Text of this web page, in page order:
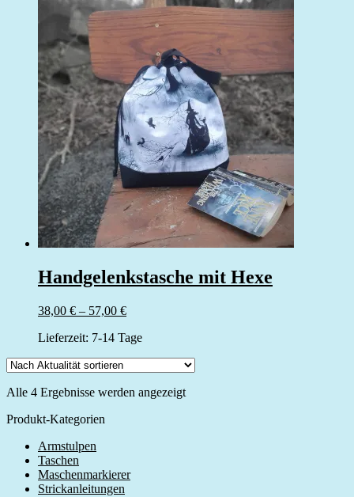
Handgelenkstasche mit Hexe
38,00 € – 57,00 €
Lieferzeit: 7-14 Tage
Alle 4 Ergebnisse werden angezeigtNach
Produkt-Kategorien
Armstulpen
Taschen
Maschenmarkierer
Strickanleitungen